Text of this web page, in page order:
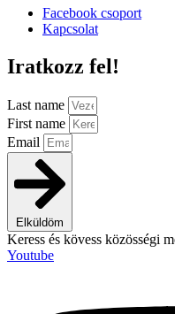
Facebook csoport
Kapcsolat
Iratkozz fel!
Last name
First name
Email
Elküldöm
Keress és kövess közösségi
Youtube